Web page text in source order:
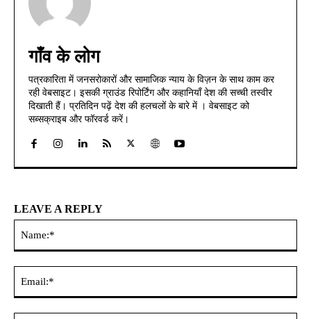
गाँव के लोग
पत्रकारिता में जनसरोकारों और सामाजिक न्याय के विज़न के साथ काम कर
रही वेबसाइट। इसकी ग्राउंड रिपोर्टिंग और कहानियाँ देश की सच्ची तस्वीर
दिखाती हैं। प्रतिदिन पढ़ें देश की हलचलों के बारे में । वेबसाइट को
सब्सक्राइब और फॉरवर्ड करें।
LEAVE A REPLY